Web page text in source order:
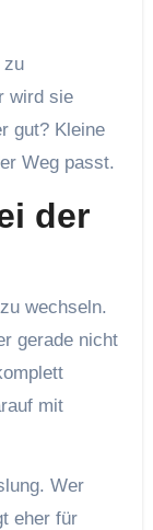
zu
wird sie
gut? Kleine
Weg passt.
der
wechseln.
gerade nicht
mit
Wer
eher für